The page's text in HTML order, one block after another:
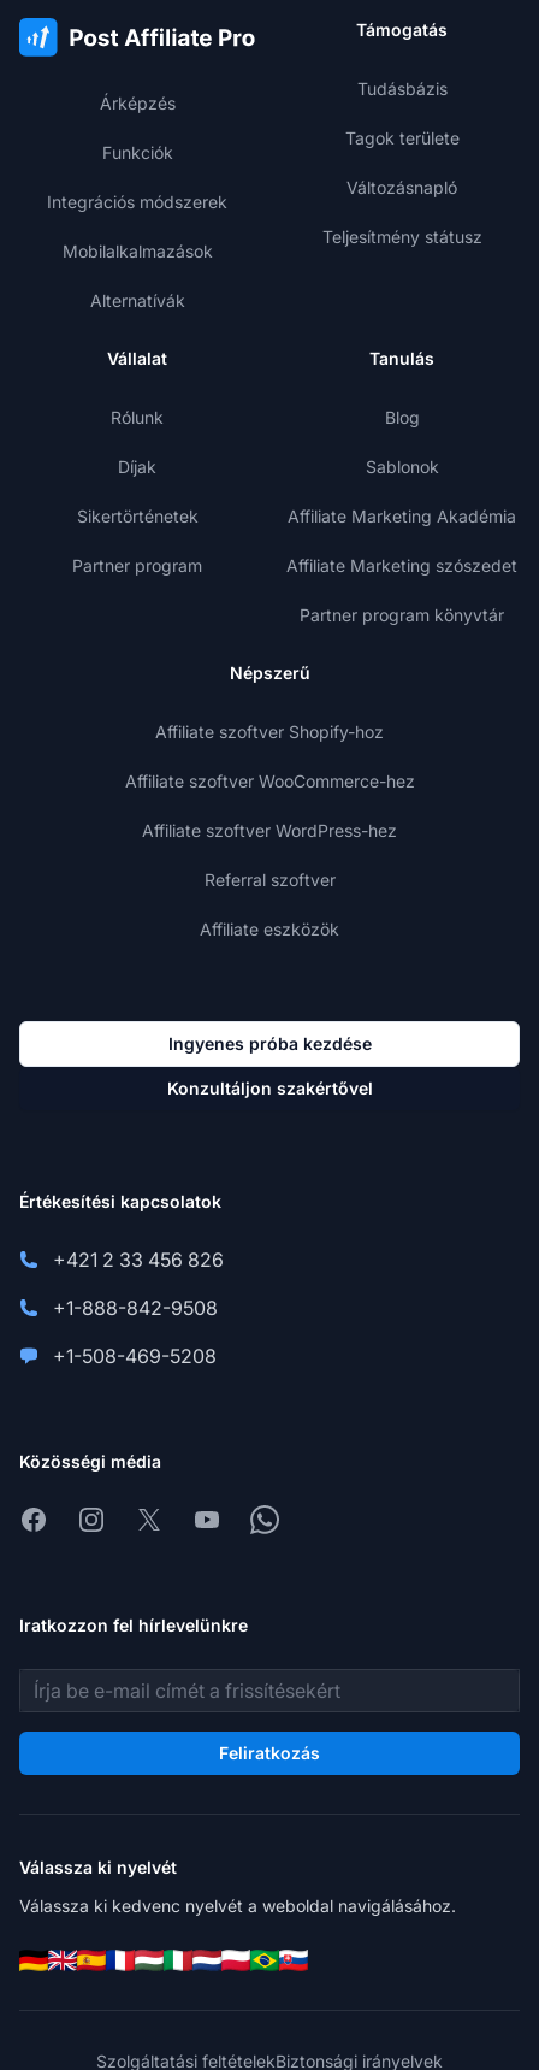
Árképzés
Funkciók
Integrációs módszerek
Mobilalkalmazások
Alternatívák
Támogatás
Tudásbázis
Tagok területe
Változásnapló
Teljesítmény státusz
Vállalat
Rólunk
Díjak
Sikertörténetek
Partner program
Tanulás
Blog
Sablonok
Affiliate Marketing Akadémia
Affiliate Marketing szószedet
Partner program könyvtár
Népszerű
Affiliate szoftver Shopify-hoz
Affiliate szoftver WooCommerce-hez
Affiliate szoftver WordPress-hez
Referral szoftver
Affiliate eszközök
Ingyenes próba kezdése
Konzultáljon szakértővel
Értékesítési kapcsolatok
+421 2 33 456 826
+1-888-842-9508
+1-508-469-5208
Közösségi média
FacebookInstagram
X YoutubeWhatsapp
Iratkozzon fel hírlevelünkre
E-mail cím
Feliratkozás
Válassza ki nyelvét
Válassza ki kedvenc nyelvét a weboldal navigálásához.
Szolgáltatási feltételekBiztonsági irányelvek